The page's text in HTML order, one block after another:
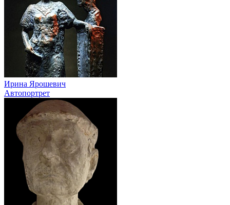
Ирина Ярошевич
Автопортрет